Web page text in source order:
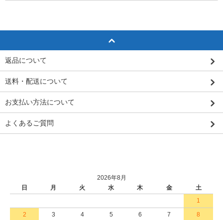
返品について
送料・配送について
お支払い方法について
よくあるご質問
2026年8月
日
月 火 水 木 金
土
1
2
3 4 5 6 7
8